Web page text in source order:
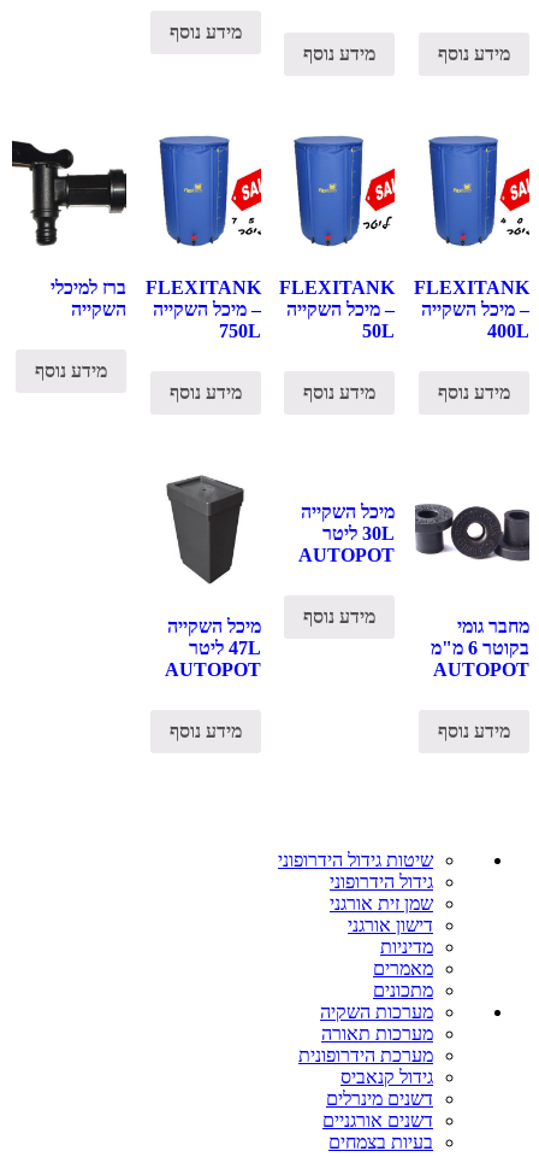
מידע נוסף מידע נוסף
מידע נוסף
FLEXITANK
– מיכל השקייה
400L
מידע נוסף
FLEXITANK
– מיכל השקייה
50L
מידע נוסף
FLEXITANK
– מיכל השקייה
750L
מידע נוסף
ברז למיכלי
השקייה
מידע נוסף
מחבר גומי
בקוטר 6 מ"מ
AUTOPOT
מידע נוסף
מיכל השקייה
30L ליטר
AUTOPOT
מידע נוסף
מיכל השקייה
47L ליטר
AUTOPOT
מידע נוסף
שיטות גידול הידרופוני
גידול הידרופוני
שמן זית אורגני
דישון אורגני
מדיניות
מאמרים
מתכונים
מערכות השקיה
מערכות תאורה
מערכת הידרופונית
גידול קנאביס
דשנים מינרלים
דשנים אורגניים
בעיות בצמחים